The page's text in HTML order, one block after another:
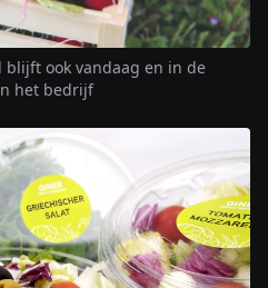
blijft ook vandaag en in de
het bedrijf